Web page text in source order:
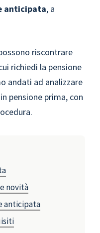
anticipata, a
riscontrare
richiedi la pensione
andati ad analizzare
pensione prima, con
novità
anticipata